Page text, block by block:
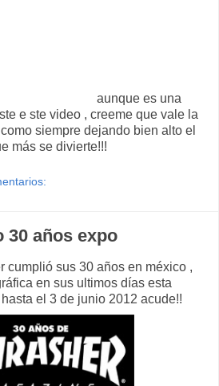
aunque es una
e ste video , creeme que vale la
siempre dejando bien alto el
más se divierte!!!
30 años expo
cumplió sus 30 años en méxico ,
en sus ultimos días esta
el 3 de junio 2012 acude!!